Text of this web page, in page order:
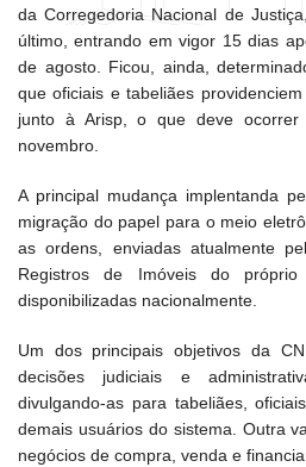
da Corregedoria Nacional de
último, entrando em vigor 15 dias
de agosto. Ficou, ainda,
que oficiais e tabeliães
junto à Arisp, o que deve
novembro.
A principal mudança implentanda
migração do papel para o meio
as ordens, enviadas atualmente
Registros de Imóveis do
disponibilizadas nacionalmente.
Um dos principais objetivos da
decisões judiciais e
divulgando-as para tabeliães,
demais usuários do sistema. Outra
negócios de compra, venda e